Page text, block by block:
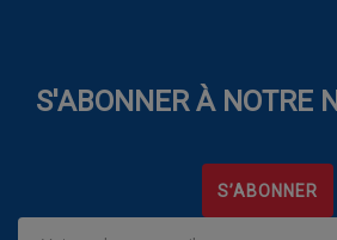
S'ABONNER À NOTRE